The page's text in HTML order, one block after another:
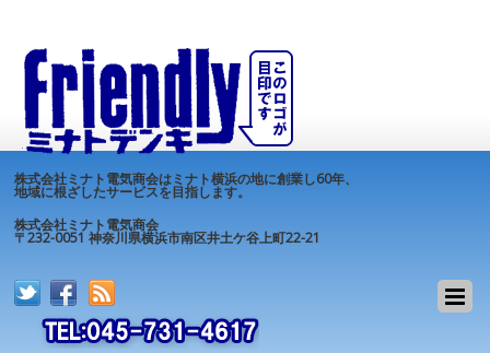
株式会社ミナト電気商会はミナト横浜の地に創業し60年、
地域に根ざしたサービスを目指します。
株式会社ミナト電気商会
〒232-0051 神奈川県横浜市南区井土ケ谷上町22-21